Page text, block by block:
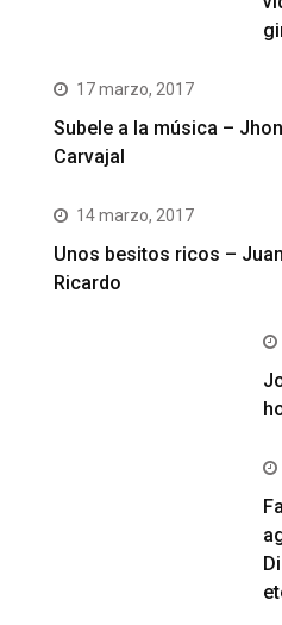
17 marzo, 2017
Subele a la música –
Carvajal
14 marzo, 2017
Unos besitos ricos –
Ricardo